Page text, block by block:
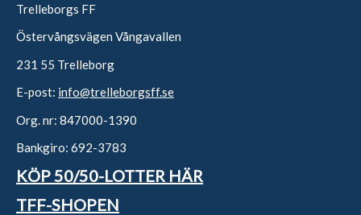
Trelleborgs FF
Östervångsvägen Vångavallen
231 55 Trelleborg
E-post: info@trelleborgsff.se
Org. nr: 847000-1390
Bankgiro: 692-3783
KÖP 50/50-LOTTER HÄR
TFF-SHOPEN